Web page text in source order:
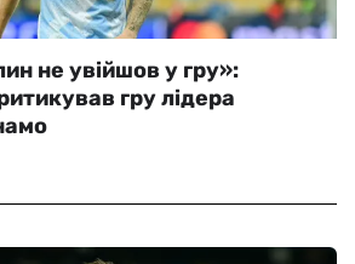
не увійшов у гру»:
гру лідера